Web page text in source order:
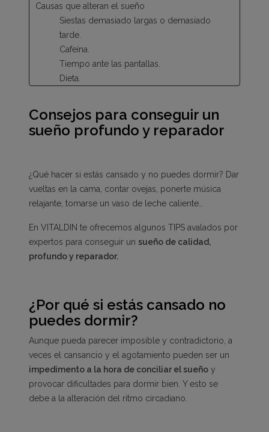
Causas que alteran el sueño
Siestas demasiado largas o demasiado
tarde.
Cafeína.
Tiempo ante las pantallas.
Dieta.
Depresión.
Diferentes trastornos del sueño.
¿Qué pasa cuando una persona no puede dormir?
2. Realiza ejercicio físico
3. Tómate una ducha caliente
4. Evita las pantallas
5. Reduce el café, el alcohol y otros
energizantes
6. Separa la cena de la hora de dormir
Consejos para conseguir un
sueño profundo y reparador
¿Qué hacer si estás cansado y no puedes dormir? Dar
vueltas en la cama, contar ovejas, ponerte música
relajante, tomarse un vaso de leche caliente…
En VITALDIN te ofrecemos algunos TIPS avalados por
expertos para conseguir un sueño de calidad,
profundo y reparador.
¿Por qué si estás cansado no
puedes dormir?
Aunque pueda parecer imposible y contradictorio, a
veces el cansancio y el agotamiento pueden ser un
impedimento a la hora de conciliar el sueño y
provocar dificultades para dormir bien. Y esto se
debe a la alteración del ritmo circadiano.